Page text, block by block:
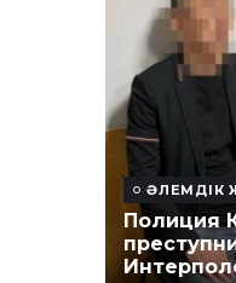
ӘЛЕМДІК
Полиция